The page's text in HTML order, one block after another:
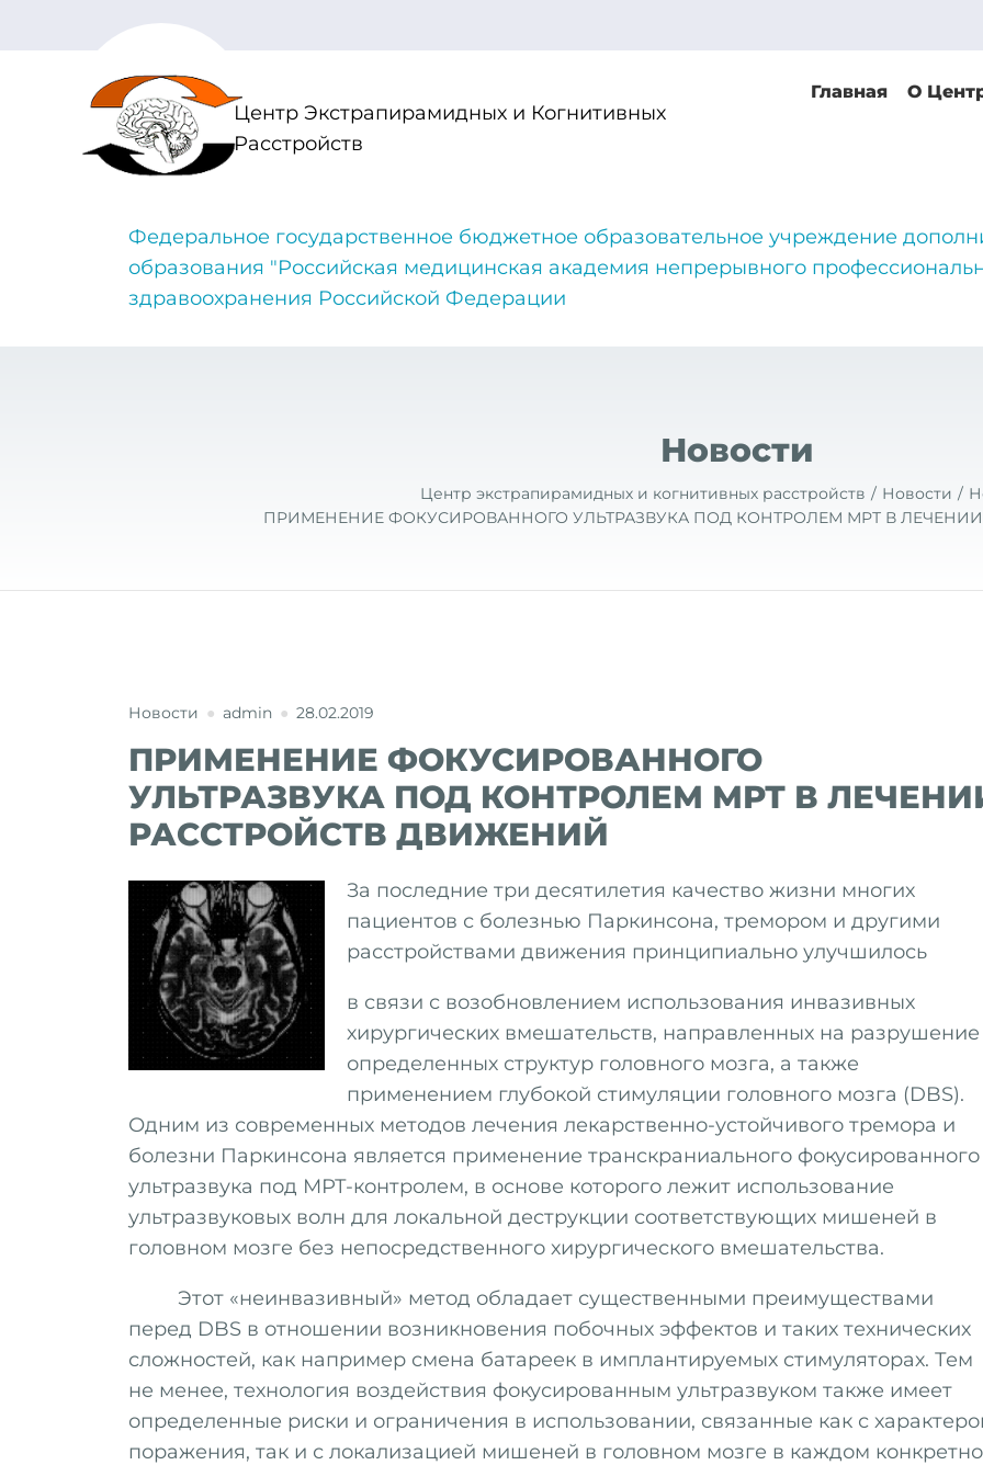
Центр Экстрапирамидных и Когнитивных
Расстройств
Главная О
Федеральное государственное бюджетное образовательное учреждение
образования "Российская медицинская академия непрерывного
здравоохранения Российской Федерации
Новости
Центр экстрапирамидных и когнитивных расстройств Новости
ПРИМЕНЕНИЕ ФОКУСИРОВАННОГО УЛЬТРАЗВУКА ПОД КОНТРОЛЕМ МРТ В
Новости admin 28.02.2019
ПРИМЕНЕНИЕ ФОКУСИРОВАННОГО
УЛЬТРАЗВУКА ПОД КОНТРОЛЕМ МРТ В
РАССТРОЙСТВ ДВИЖЕНИЙ
За последние три десятилетия качество жизни многих
пациентов с болезнью Паркинсона, тремором и другими
расстройствами движения принципиально улучшилось
в связи с возобновлением использования инвазивных
хирургических вмешательств, направленных на разрушение
определенных структур головного мозга, а также
применением глубокой стимуляции головного мозга (DBS).
Одним из современных методов лечения лекарственно-устойчивого тремора и
болезни Паркинсона является применение транскраниального фокусированного
ультразвука под МРТ-контролем, в основе которого лежит использование
ультразвуковых волн для локальной деструкции соответствующих мишеней в
головном мозге без непосредственного хирургического вмешательства.
Этот «неинвазивный» метод обладает существенными преимуществами
перед DBS в отношении возникновения побочных эффектов и таких технических
сложностей, как например смена батареек в имплантируемых стимуляторах. Тем
не менее, технология воздействия фокусированным ультразвуком также имеет
определенные риски и ограничения в использовании, связанные как с
поражения, так и с локализацией мишеней в головном мозге в каждом